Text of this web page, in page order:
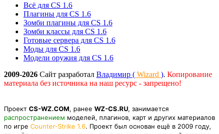
Всё для CS 1.6
Плагины для CS 1.6
Зомби плагины для CS 1.6
Зомби классы для CS 1.6
Готовые сервера для CS 1.6
Моды для CS 1.6
Модели оружия для CS 1.6
2009-2026 Сайт разработал Владимир ( Wizard ). Копирование
материала без источника на наш ресурс - запрещено!
Проект CS-WZ.COM, ранее WZ-CS.RU, занимается
распространением моделей, плагинов, карт и других материалов
по игре Counter-Strike 1.6. Проект был основан ещё в 2009 году,